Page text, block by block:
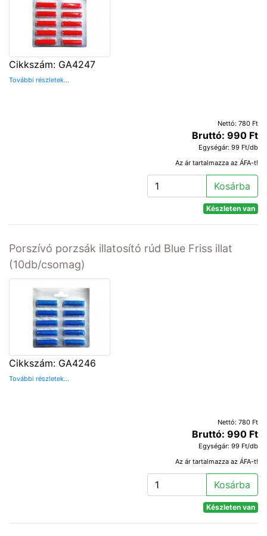
Cikkszám: GA4247
További részletek...
Nettó: 780 Ft
Bruttó: 990 Ft
Egységár: 99 Ft/db
Az ár tartalmazza az ÁFA-t!
Kosárba
Készleten van
Porszívó porzsák illatosító rúd Blue Friss illat
(10db/csomag)
Cikkszám: GA4246
További részletek...
Nettó: 780 Ft
Bruttó: 990 Ft
Egységár: 99 Ft/db
Az ár tartalmazza az ÁFA-t!
Kosárba
Készleten van